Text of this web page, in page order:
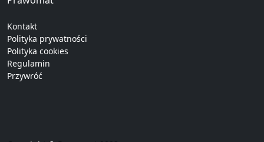
Kontakt
Polityka prywatności
Polityka cookies
Regulamin
Przywróć